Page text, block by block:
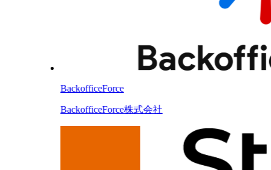
BackofficeForce
BackofficeForce株式会社